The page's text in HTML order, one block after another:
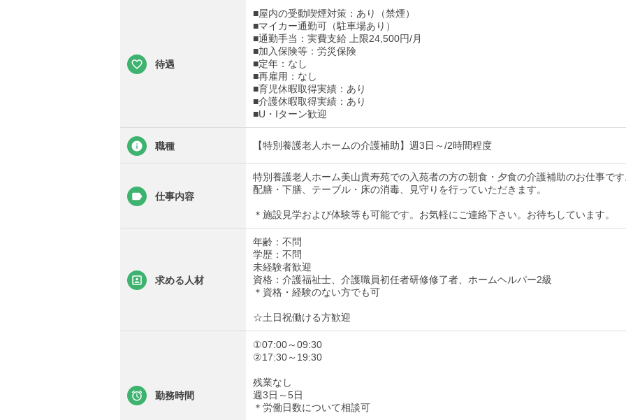
待遇
■屋内の受動喫煙対策：あり（禁煙）
■マイカー通勤可（駐車場あり）
■通勤手当：実費支給 上限24,500円/月
■加入保険等：労災保険
■定年：なし
■再雇用：なし
■育児休暇取得実績：あり
■介護休暇取得実績：あり
■U・Iターン歓迎
職種 【特別養護老人ホームの介護補助】週3日～/2時間程度
仕事内容
特別養護老人ホーム美山貴寿苑での入苑者の方の朝食・夕食の介護補助のお仕事で
配膳・下膳、テーブル・床の消毒、見守りを行っていただきます。
＊施設見学および体験等も可能です。お気軽にご連絡下さい。お待ちしています。
求める人材
年齢：不問
学歴：不問
未経験者歓迎
資格：介護福祉士、介護職員初任者研修修了者、ホームヘルパー2級
＊資格・経験のない方でも可
☆土日祝働ける方歓迎
勤務時間
①07:00～09:30
②17:30～19:30
残業なし
週3日～5日
＊労働日数について相談可